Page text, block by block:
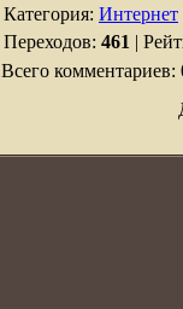
Категория: Интернет
Переходов: 461 |
Всего комментариев: